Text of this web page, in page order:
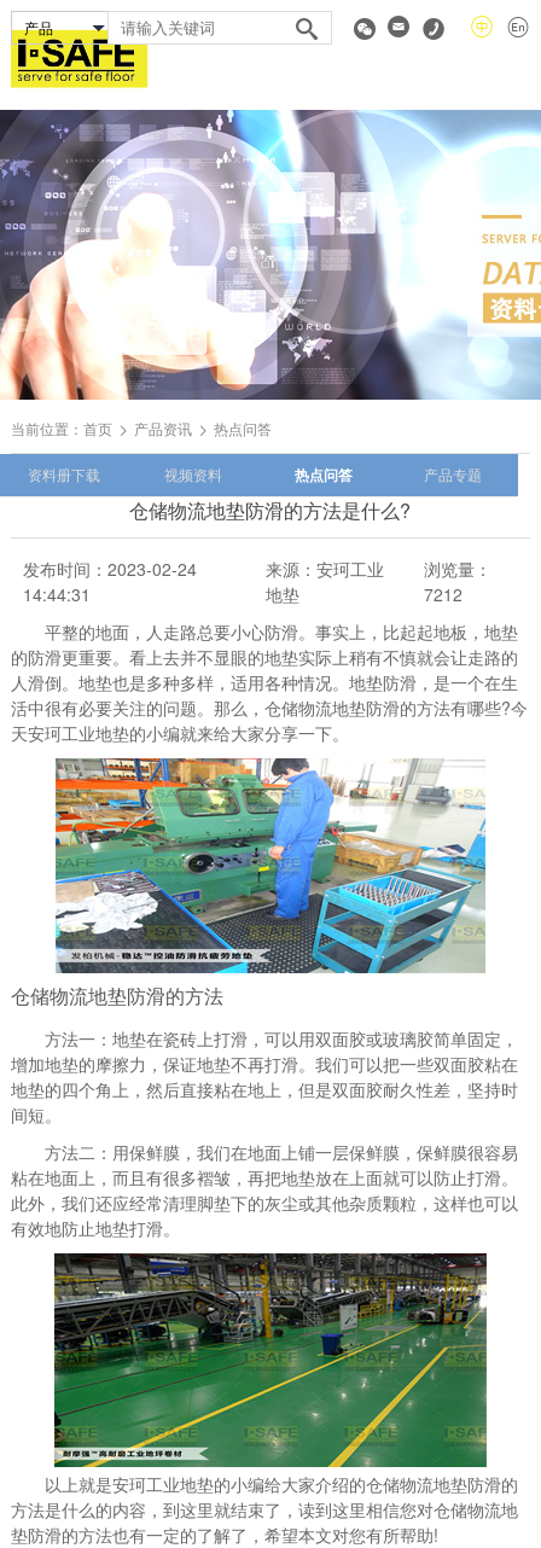
当前位置： 首页 产品资讯 热点问答
资料册下载 视频资料 热点问答 产品专题
仓储物流地垫防滑的方法是什么?
发布时间：2023-02-24
14:44:31
来源：安珂工业
地垫
浏览量：
7212
平整的地面，人走路总要小心防滑。事实上，比起起地板，地垫
的防滑更重要。看上去并不显眼的地垫实际上稍有不慎就会让走路的
人滑倒。地垫也是多种多样，适用各种情况。地垫防滑，是一个在生
活中很有必要关注的问题。那么，仓储物流地垫防滑的方法有哪些?今
天安珂工业地垫的小编就来给大家分享一下。
仓储物流地垫防滑的方法
方法一：地垫在瓷砖上打滑，可以用双面胶或玻璃胶简单固定，
增加地垫的摩擦力，保证地垫不再打滑。我们可以把一些双面胶粘在
地垫的四个角上，然后直接粘在地上，但是双面胶耐久性差，坚持时
间短。
方法二：用保鲜膜，我们在地面上铺一层保鲜膜，保鲜膜很容易
粘在地面上，而且有很多褶皱，再把地垫放在上面就可以防止打滑。
此外，我们还应经常清理脚垫下的灰尘或其他杂质颗粒，这样也可以
有效地防止地垫打滑。
以上就是安珂工业地垫的小编给大家介绍的仓储物流地垫防滑的
方法是什么的内容，到这里就结束了，读到这里相信您对仓储物流地
垫防滑的方法也有一定的了解了，希望本文对您有所帮助!